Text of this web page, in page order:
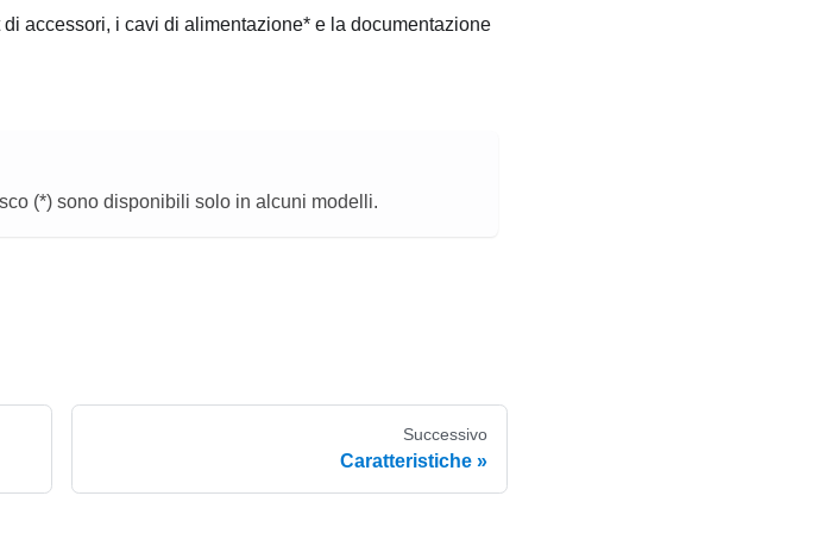
accessori, i cavi di alimentazione* e la documentazione
(*) sono disponibili solo in alcuni modelli.
Successivo
Caratteristiche